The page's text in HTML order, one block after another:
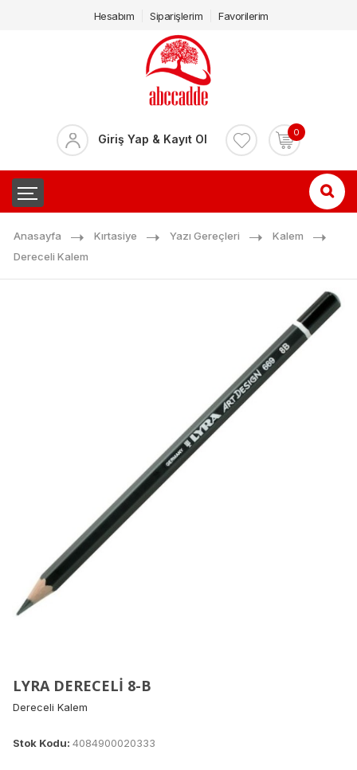
Hesabım Siparişlerim Favorilerim
Giriş Yap & Kayıt Ol 0
Anasayfa Kırtasiye Yazı Gereçleri
Kalem
Dereceli Kalem
LYRA DERECELİ 8-B
Dereceli Kalem
Stok Kodu: 4084900020333